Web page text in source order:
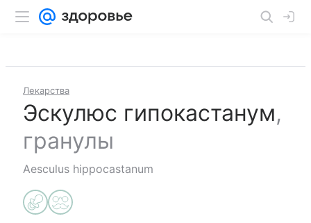
Лекарства
Эскулюс гипокастанум,
гранулы
Aesculus hippocastanum